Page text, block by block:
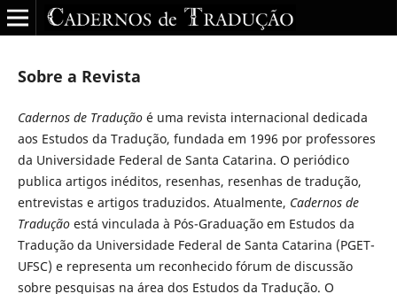
Sobre a Revista
Cadernos de Traduçãoé uma revista internacional dedicada
aos Estudos da Tradução, fundada em 1996 por professores
da Universidade Federal de Santa Catarina. O periódico
publica artigos inéditos, resenhas, resenhas de tradução,
entrevistas e artigos traduzidos. Atualmente, Cadernos de
Traduçãoestá vinculada à Pós-Graduação em Estudos da
Tradução da Universidade Federal de Santa Catarina (PGET-
UFSC) e representa um reconhecido fórum de discussão
sobre pesquisas na área dos Estudos da Tradução. O